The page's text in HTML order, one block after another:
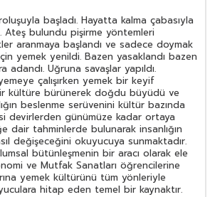
başladı. Hayatta kalma çabasıyla
Ateş bulundu pişirme yöntemleri
aranmaya başlandı ve sadece doymak
yemek yenildi. Bazen yasaklandı bazen
adandı. Uğruna savaşlar yapıldı.
çalışırken yemek bir keyif
kültüre bürünerek doğdu büyüdü ve
beslenme serüvenini kültür bazında
devirlerden günümüze kadar ortaya
dair tahminlerde bulunarak insanlığın
değişeceğini okuyucuya sunmaktadır.
bütünleşmenin bir aracı olarak ele
ve Mutfak Sanatları öğrencilerine
yemek kültürünü tüm yönleriyle
hitap eden temel bir kaynaktır.